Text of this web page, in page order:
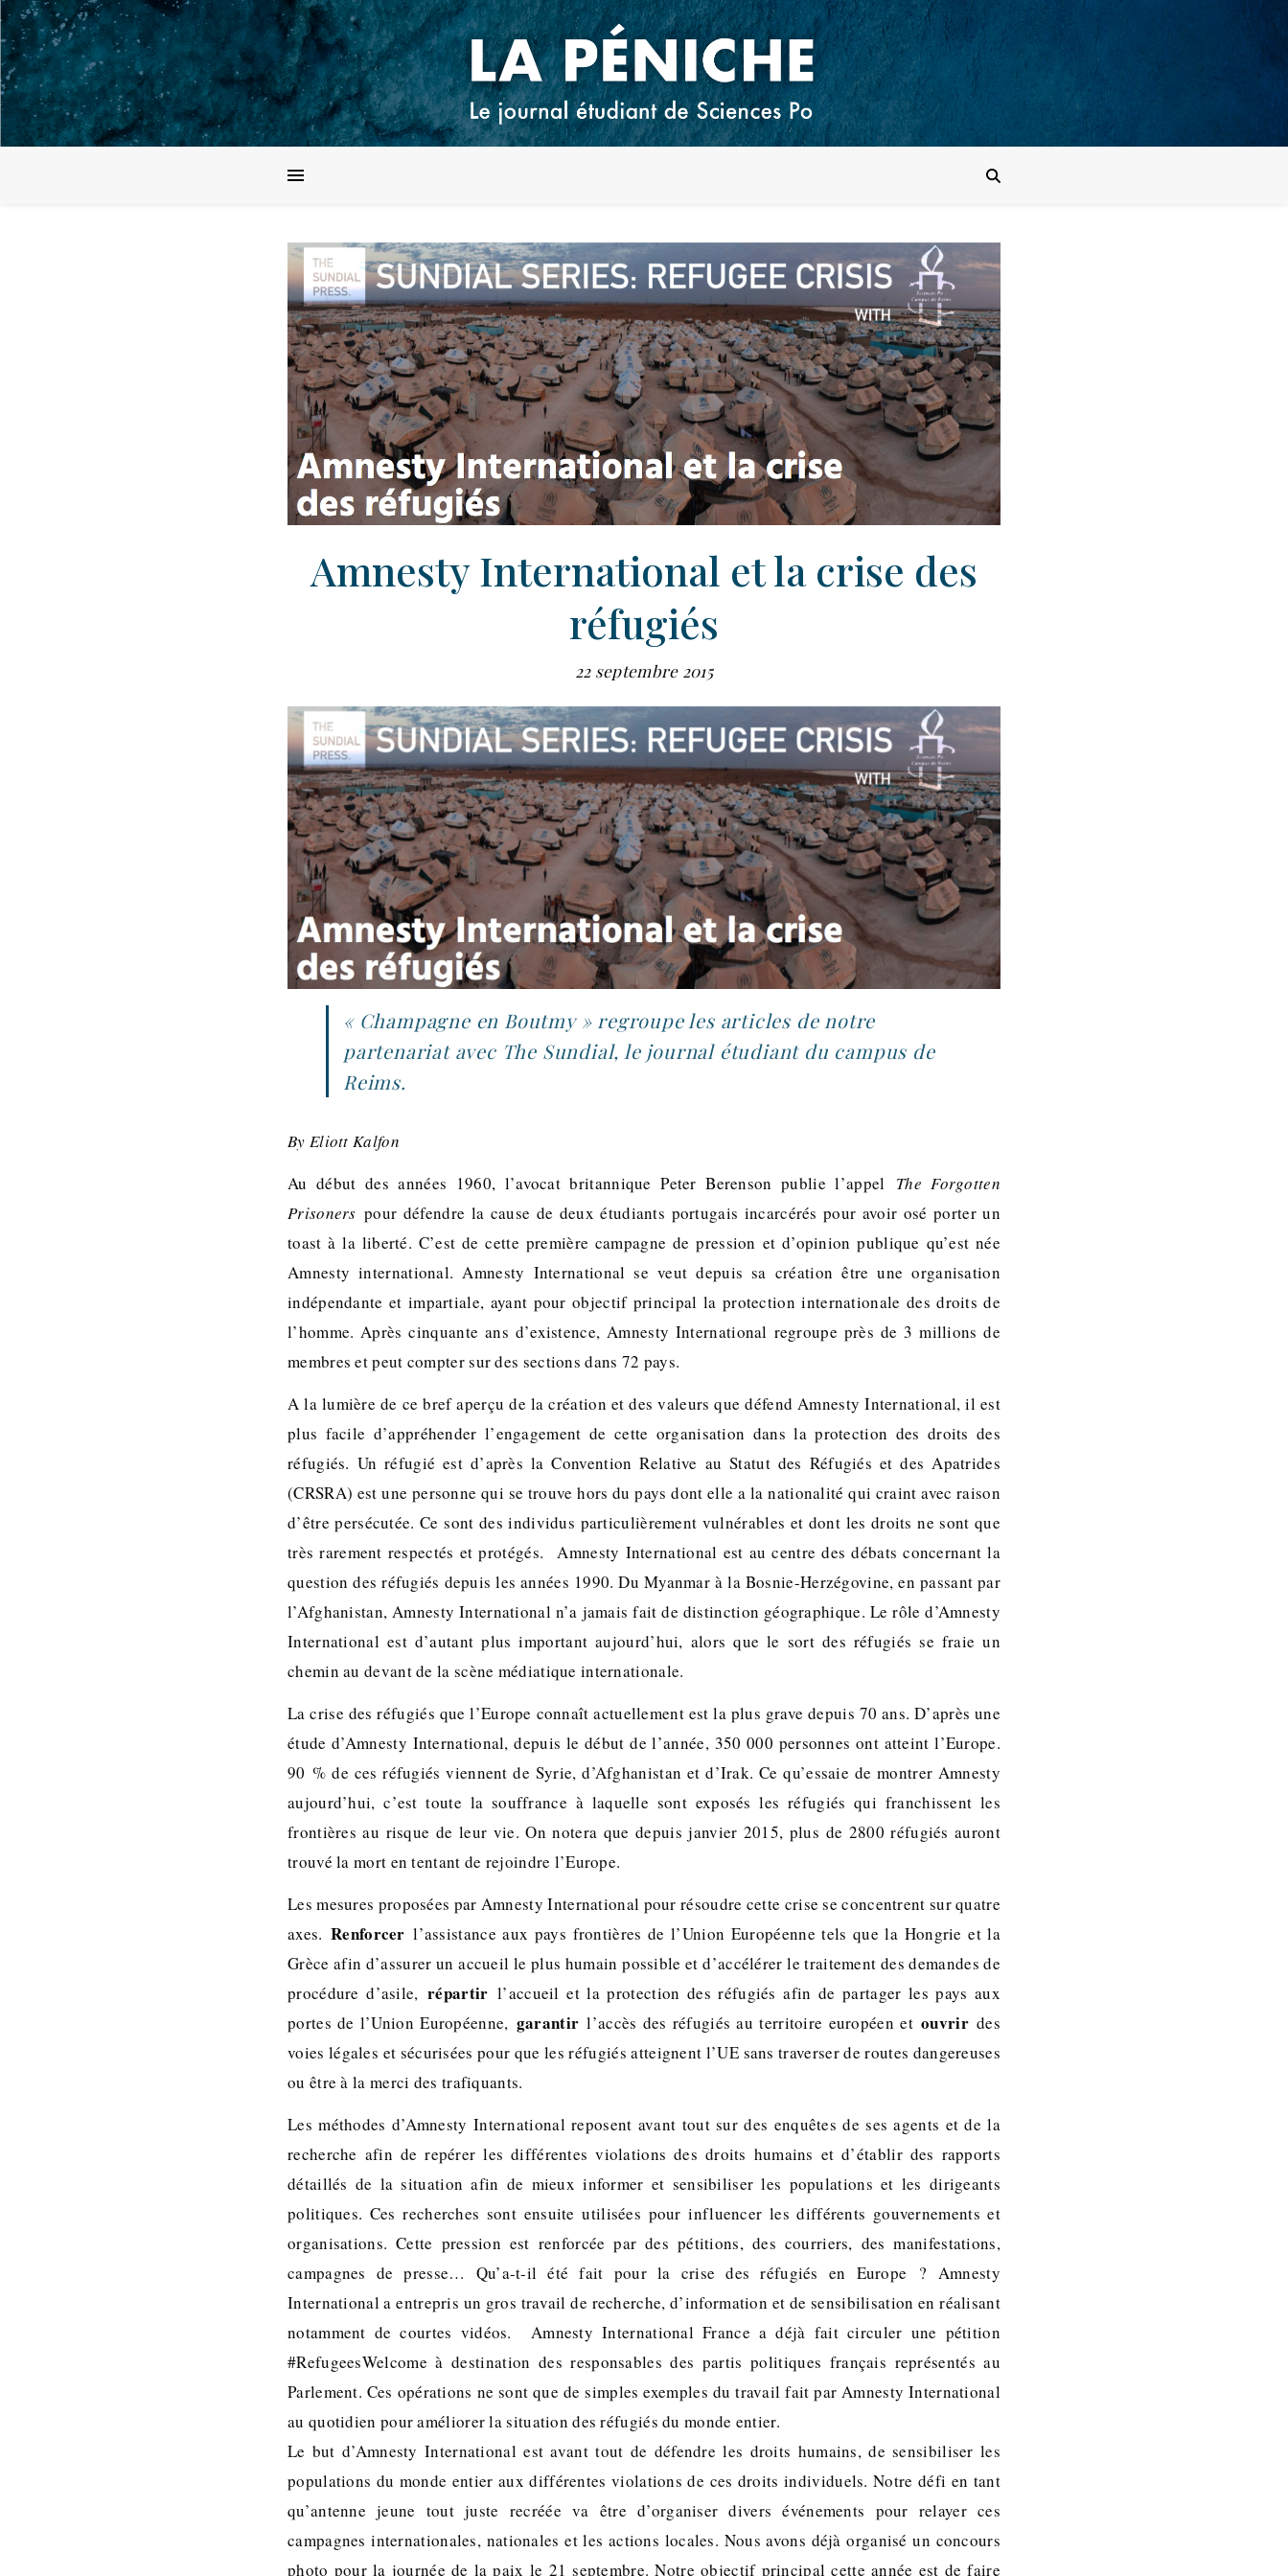
Amnesty International et la crise des
réfugiés
22 septembre 2015
« Champagne en Boutmy » regroupe les articles de notre
partenariat avec The Sundial, le journal étudiant du campus de
Reims.
By Eliott Kalfon
Au début des années 1960, l’avocat britannique Peter Berenson publie l’appel The Forgotten
Prisoners pour défendre la cause de deux étudiants portugais incarcérés pour avoir osé porter un
toast à la liberté. C’est de cette première campagne de pression et d’opinion publique qu’est née
Amnesty international. Amnesty International se veut depuis sa création être une organisation
indépendante et impartiale, ayant pour objectif principal la protection internationale des droits de
l’homme. Après cinquante ans d’existence, Amnesty International regroupe près de 3 millions de
membres et peut compter sur des sections dans 72 pays.
A la lumière de ce bref aperçu de la création et des valeurs que défend Amnesty International, il est
plus facile d’appréhender l’engagement de cette organisation dans la protection des droits des
réfugiés. Un réfugié est d’après la Convention Relative au Statut des Réfugiés et des Apatrides
(CRSRA) est une personne qui se trouve hors du pays dont elle a la nationalité qui craint avec raison
d’être persécutée. Ce sont des individus particulièrement vulnérables et dont les droits ne sont que
très rarement respectés et protégés. Amnesty International est au centre des débats concernant la
question des réfugiés depuis les années 1990. Du Myanmar à la Bosnie-Herzégovine, en passant par
l’Afghanistan, Amnesty International n’a jamais fait de distinction géographique. Le rôle d’Amnesty
International est d’autant plus important aujourd’hui, alors que le sort des réfugiés se fraie un
chemin au devant de la scène médiatique internationale.
La crise des réfugiés que l’Europe connaît actuellement est la plus grave depuis 70 ans. D’après une
étude d’Amnesty International, depuis le début de l’année, 350 000 personnes ont atteint l’Europe.
90 % de ces réfugiés viennent de Syrie, d’Afghanistan et d’Irak. Ce qu’essaie de montrer Amnesty
aujourd’hui, c’est toute la souffrance à laquelle sont exposés les réfugiés qui franchissent les
frontières au risque de leur vie. On notera que depuis janvier 2015, plus de 2800 réfugiés auront
trouvé la mort en tentant de rejoindre l’Europe.
Les mesures proposées par Amnesty International pour résoudre cette crise se concentrent sur quatre
axes.Renforcer l’assistance aux pays frontières de l’Union Européenne tels que la Hongrie et la
Grèce afin d’assurer un accueil le plus humain possible et d’accélérer le traitement des demandes de
procédure d’asile,répartir l’accueil et la protection des réfugiés afin de partager les pays aux
portes de l’Union Européenne, garantir l’accès des réfugiés au territoire européen etouvrirdes
voies légales et sécurisées pour que les réfugiés atteignent l’UE sans traverser de routes dangereuses
ou être à la merci des trafiquants.
Les méthodes d’Amnesty International reposent avant tout sur des enquêtes de ses agents et de la
recherche afin de repérer les différentes violations des droits humains et d’établir des rapports
détaillés de la situation afin de mieux informer et sensibiliser les populations et les dirigeants
politiques. Ces recherches sont ensuite utilisées pour influencer les différents gouvernements et
organisations. Cette pression est renforcée par des pétitions, des courriers, des manifestations,
campagnes de presse… Qu’a-t-il été fait pour la crise des réfugiés en Europe ? Amnesty
International a entrepris un gros travail de recherche, d’information et de sensibilisation en réalisant
notamment de courtes vidéos. Amnesty International France a déjà fait circuler une pétition
#RefugeesWelcome à destination des responsables des partis politiques français représentés au
Parlement. Ces opérations ne sont que de simples exemples du travail fait par Amnesty International
au quotidien pour améliorer la situation des réfugiés du monde entier.
Le but d’Amnesty International est avant tout de défendre les droits humains, de sensibiliser les
populations du monde entier aux différentes violations de ces droits individuels. Notre défi en tant
qu’antenne jeune tout juste recréée va être d’organiser divers événements pour relayer ces
campagnes internationales, nationales et les actions locales. Nous avons déjà organisé un concours
photo pour la journée de la paix le 21 septembre. Notre objectif principal cette année est de faire